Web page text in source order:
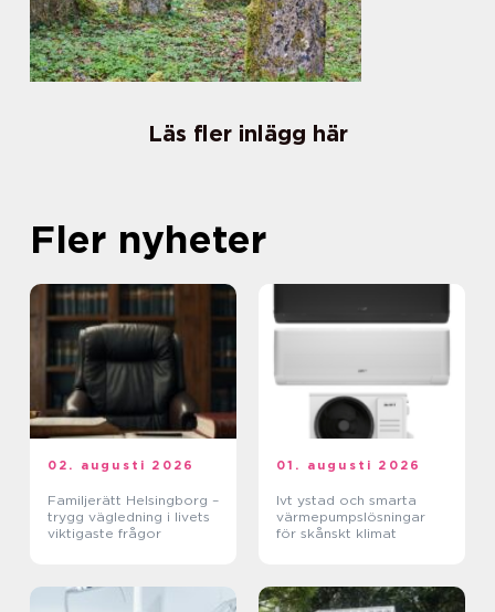
Läs fler inlägg här
Fler nyheter
02. augusti 2026
Familjerätt Helsingborg –
trygg vägledning i livets
viktigaste frågor
01. augusti 2026
Ivt ystad och smarta
värmepumpslösningar
för skånskt klimat